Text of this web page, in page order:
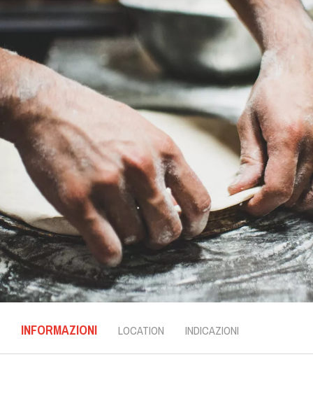
INFORMAZIONI LOCATION INDICAZIONI